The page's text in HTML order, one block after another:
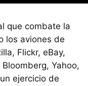
que combate la
los aviones de
Flickr, eBay,
Yahoo,
ejercicio de